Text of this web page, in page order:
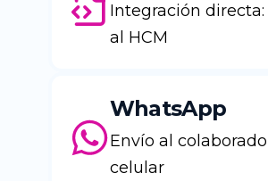
Integración
al HCM
WhatsApp
Envío al
celular